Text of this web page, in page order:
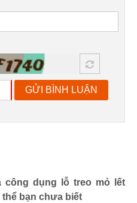
GỬI BÌNH LUẬN
công dụng lỗ treo mỏ lết
thể bạn chưa biết